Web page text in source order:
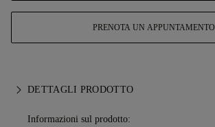
PRENOTA UN APPUNTAMENTO
DETTAGLI PRODOTTO
Informazioni sul prodotto: